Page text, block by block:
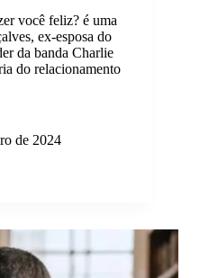
você feliz? é uma
ex-esposa do
da banda Charlie
do relacionamento
de 2024